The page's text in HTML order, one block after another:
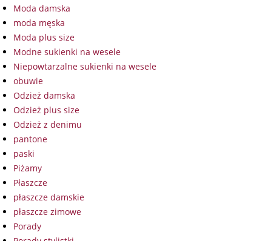
Moda damska
moda męska
Moda plus size
Modne sukienki na wesele
Niepowtarzalne sukienki na wesele
obuwie
Odzież damska
Odzież plus size
Odzież z denimu
pantone
paski
Piżamy
Płaszcze
płaszcze damskie
płaszcze zimowe
Porady